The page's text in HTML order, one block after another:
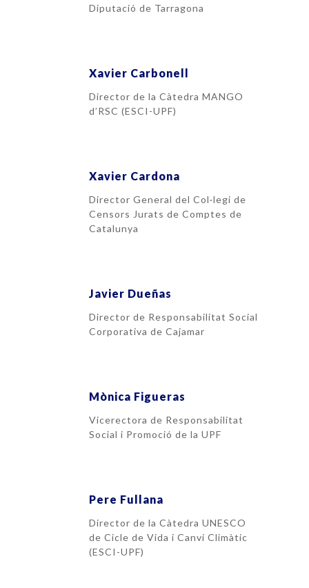
Diputació de Tarragona
Xavier Carbonell
Director de la Càtedra MANGO
d’RSC (ESCI-UPF)
Xavier Cardona
Director General del Col·legi de
Censors Jurats de Comptes de
Catalunya
Javier Dueñas
Director de Responsabilitat Social
Corporativa de Cajamar
Mònica Figueras
Vicerectora de Responsabilitat
Social i Promoció de la UPF
Pere Fullana
Director de la Càtedra UNESCO
de Cicle de Vida i Canvi Climàtic
(ESCI-UPF)